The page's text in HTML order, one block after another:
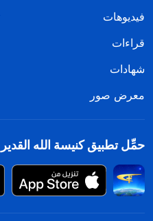
فيديوهات
قراءات
شهادات
معرض صور
حمِّل تطبيق كنيسة الله القدير